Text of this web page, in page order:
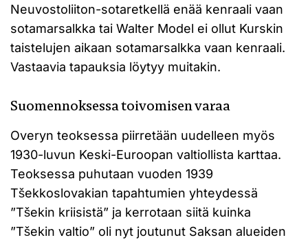
Neuvostoliiton-sotaretkellä enää kenraali vaan
sotamarsalkka tai Walter Model ei ollut Kurskin
taistelujen aikaan sotamarsalkka vaan kenraali.
Vastaavia tapauksia löytyy muitakin.
Suomennoksessa toivomisen varaa
Overyn teoksessa piirretään uudelleen myös
1930-luvun Keski-Euroopan valtiollista karttaa.
Teoksessa puhutaan vuoden 1939
Tšekkoslovakian tapahtumien yhteydessä
”Tšekin kriisistä” ja kerrotaan siitä kuinka
”Tšekin valtio” oli nyt joutunut Saksan alueiden